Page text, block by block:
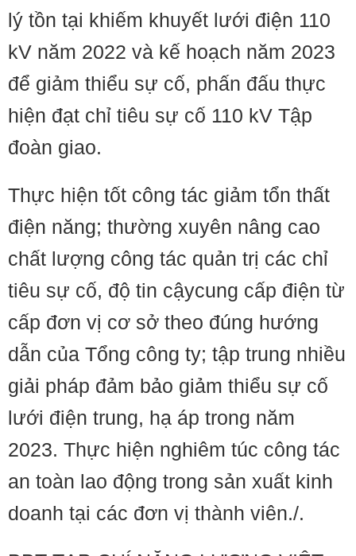
lý tồn tại khiếm khuyết lưới điện 110
kV năm 2022 và kế hoạch năm 2023
để giảm thiểu sự cố, phấn đấu thực
hiện đạt chỉ tiêu sự cố 110 kV Tập
đoàn giao.
Thực hiện tốt công tác giảm tổn thất
điện năng; thường xuyên nâng cao
chất lượng công tác quản trị các chỉ
tiêu sự cố, độ tin cậycung cấp điện từ
cấp đơn vị cơ sở theo đúng hướng
dẫn của Tổng công ty; tập trung nhiều
giải pháp đảm bảo giảm thiểu sự cố
lưới điện trung, hạ áp trong năm
2023. Thực hiện nghiêm túc công tác
an toàn lao động trong sản xuất kinh
doanh tại các đơn vị thành viên./.